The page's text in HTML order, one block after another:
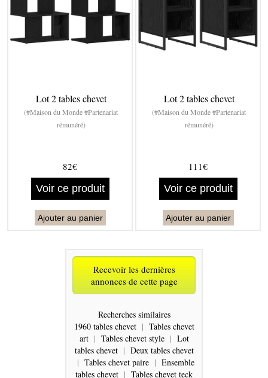
Lot 2 tables chevet
(#Maison du Monde #Partenariat
rémunéré)
82€
Voir ce produit
Ajouter au panier
Lot 2 tables chevet
(#Maison du Monde #Partenariat
rémunéré)
111€
Voir ce produit
Ajouter au panier
Recevoir les dernières
annonces de cette page
Recherches similaires
1960 tables chevet | Tables chevet
art | Tables chevet style | Lot
tables chevet | Deux tables chevet
| Tables chevet paire | Ensemble
tables chevet | Tables chevet teck